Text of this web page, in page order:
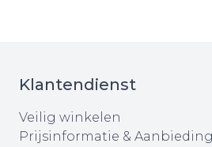
Klantendienst
Veilig winkelen
Prijsinformatie &